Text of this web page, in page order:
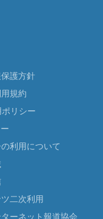
護方針
規約
リシー
利用について
二次利用
ーネット報道協会